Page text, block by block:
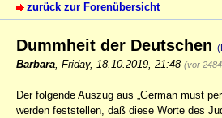
zurück zur Forenübersicht
Dummheit der Deutschen
Barbara Friday, 18.10.2019, 21:48 (vor
Der folgende Auszug aus „German must
werden feststellen, daß diese Worte des